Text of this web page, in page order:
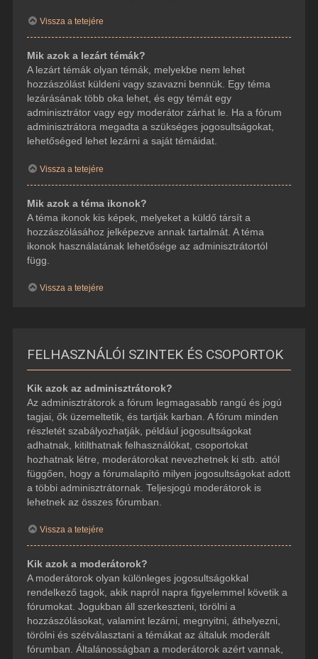
Vissza a tetejére
Mik azok a lezárt témák?
A lezárt témák olyan témák, melyekbe nem lehet
hozzászólást küldeni vagy szavazni bennük. Egy téma
lezárásának több oka lehet, és egy témát egy
adminisztrátor vagy egy moderátor zárhat le. Ha a fórum
adminisztrátora megadta a szükséges jogosultságokat,
lehetőséged lehet lezárni a saját témáidat.
Vissza a tetejére
Mik azok a téma ikonok?
A téma ikonok kis képek, melyeket a küldő társít a
hozzászólásához jelképezve annak tartalmát. A téma
ikonok használatának lehetősége az adminisztrátortól
függ.
Vissza a tetejére
FELHASZNÁLÓI SZINTEK ÉS CSOPORTOK
Kik azok az adminisztrátorok?
Az adminisztrátorok a fórum legmagasabb rangú és jogú
tagjai, ők üzemeltetik, és tartják karban. A fórum minden
részletét szabályozhatják, például jogosultságokat
adhatnak, kitilthatnak felhasználókat, csoportokat
hozhatnak létre, moderátorokat nevezhetnek ki stb. attól
függően, hogy a fórumalapító milyen jogosultságokat adott
a többi adminisztrátornak. Teljesjogú moderátorok is
lehetnek az összes fórumban.
Vissza a tetejére
Kik azok a moderátorok?
A moderátorok olyan különleges jogosultságokkal
rendelkező tagok, akik napról napra figyelemmel követik a
fórumokat. Jogukban áll szerkeszteni, törölni a
hozzászólásokat, valamint lezárni, megnyitni, áthelyezni,
törölni és szétválasztani a témákat az általuk moderált
fórumban. Általánosságban a moderátorok azért vannak,